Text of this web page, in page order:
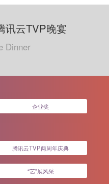
讯云TVP晚宴
Dinner
企业奖
腾讯云TVP两周年庆典
“艺”展风采